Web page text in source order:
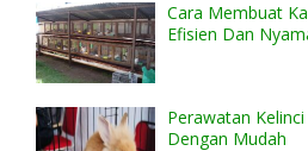
Cara Membuat
Efisien Dan
Perawatan
Dengan Mudah